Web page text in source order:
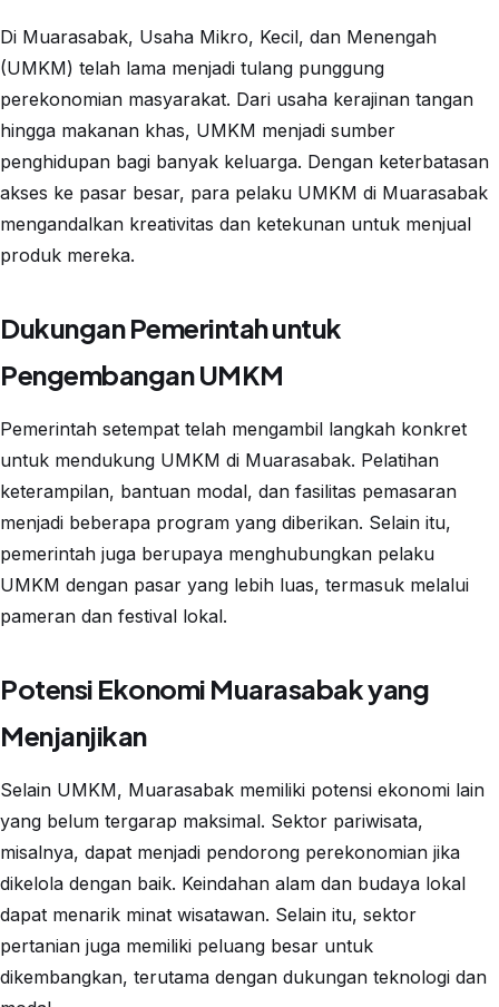
Di Muarasabak, Usaha Mikro, Kecil, dan Menengah
(UMKM) telah lama menjadi tulang punggung
perekonomian masyarakat. Dari usaha kerajinan tangan
hingga makanan khas, UMKM menjadi sumber
penghidupan bagi banyak keluarga. Dengan keterbatasan
akses ke pasar besar, para pelaku UMKM di Muarasabak
mengandalkan kreativitas dan ketekunan untuk menjual
produk mereka.
Dukungan Pemerintah untuk
Pengembangan UMKM
Pemerintah setempat telah mengambil langkah konkret
untuk mendukung UMKM di Muarasabak. Pelatihan
keterampilan, bantuan modal, dan fasilitas pemasaran
menjadi beberapa program yang diberikan. Selain itu,
pemerintah juga berupaya menghubungkan pelaku
UMKM dengan pasar yang lebih luas, termasuk melalui
pameran dan festival lokal.
Potensi Ekonomi Muarasabak yang
Menjanjikan
Selain UMKM, Muarasabak memiliki potensi ekonomi lain
yang belum tergarap maksimal. Sektor pariwisata,
misalnya, dapat menjadi pendorong perekonomian jika
dikelola dengan baik. Keindahan alam dan budaya lokal
dapat menarik minat wisatawan. Selain itu, sektor
pertanian juga memiliki peluang besar untuk
dikembangkan, terutama dengan dukungan teknologi dan